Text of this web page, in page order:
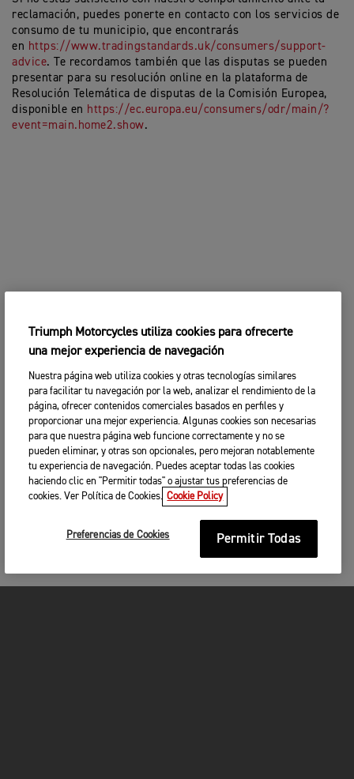
reclamación, puedes ponerte en contacto con los servicios de
consumo de tu municipio, que encontrarás
en https://www.tradingstandards.uk/consumers/support-
advice. Te recordamos también que las disputas se pueden
presentar para su resolución online en la plataforma de
Resolución Telemática de disputas de la Comisión Europea,
disponible en https://ec.europa.eu/consumers/odr/main/?
event=main.home2.show.
Triumph Motorcycles utiliza cookies para ofrecerte
una mejor experiencia de navegación
Nuestra página web utiliza cookies y otras tecnologías similares
para facilitar tu navegación por la web, analizar el rendimiento de la
página, ofrecer contenidos comerciales basados en perfiles y
proporcionar una mejor experiencia. Algunas cookies son necesarias
para que nuestra página web funcione correctamente y no se
pueden eliminar, y otras son opcionales, pero mejoran notablemente
tu experiencia de navegación. Puedes aceptar todas las cookies
haciendo clic en "Permitir todas" o ajustar tus preferencias de
cookies. Ver Política de Cookies. Cookie Policy
Preferencias de Cookies Permitir Todas